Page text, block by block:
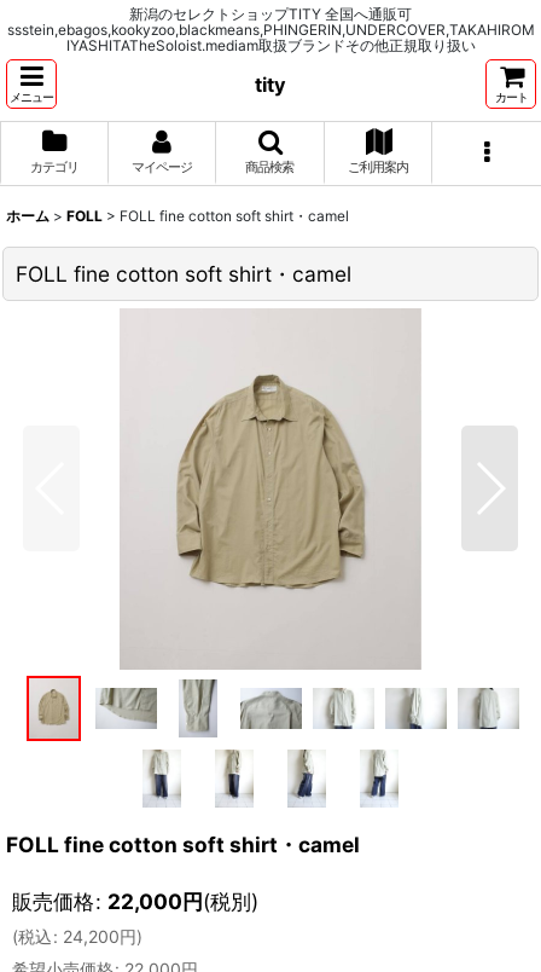
新潟のセレクトショップTITY 全国へ通販可
ssstein,ebagos,kookyzoo,blackmeans,PHINGERIN,UNDERCOVER,TAKAHIROM
IYASHITATheSoloist.mediam取扱ブランドその他正規取り扱い
メニュー
tity
カート
カテゴリ マイページ 商品検索 ご利用案内
ホーム > FOLL > FOLL fine cotton soft shirt・camel
FOLL fine cotton soft shirt・camel
FOLL fine cotton soft shirt・camel
販売価格: 22,000円(税別)
(税込: 24,200円)